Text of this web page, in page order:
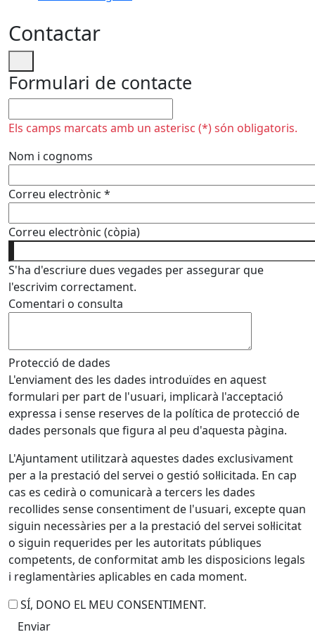
Contactar
Formulari de contacte
Els camps marcats amb un asterisc (*) són obligatoris.
Nom i cognoms
Correu electrònic *
Correu electrònic (còpia)
S'ha d'escriure dues vegades per assegurar que
l'escrivim correctament.
Comentari o consulta
Protecció de dades
L'enviament des les dades introduïdes en aquest
formulari per part de l'usuari, implicarà l'acceptació
expressa i sense reserves de la política de protecció de
dades personals que figura al peu d'aquesta pàgina.
L'Ajuntament utilitzarà aquestes dades exclusivament
per a la prestació del servei o gestió sol·licitada. En cap
cas es cedirà o comunicarà a tercers les dades
recollides sense consentiment de l'usuari, excepte quan
siguin necessàries per a la prestació del servei sol·licitat
o siguin requerides per les autoritats públiques
competents, de conformitat amb les disposicions legals
i reglamentàries aplicables en cada moment.
SÍ, DONO EL MEU CONSENTIMENT.